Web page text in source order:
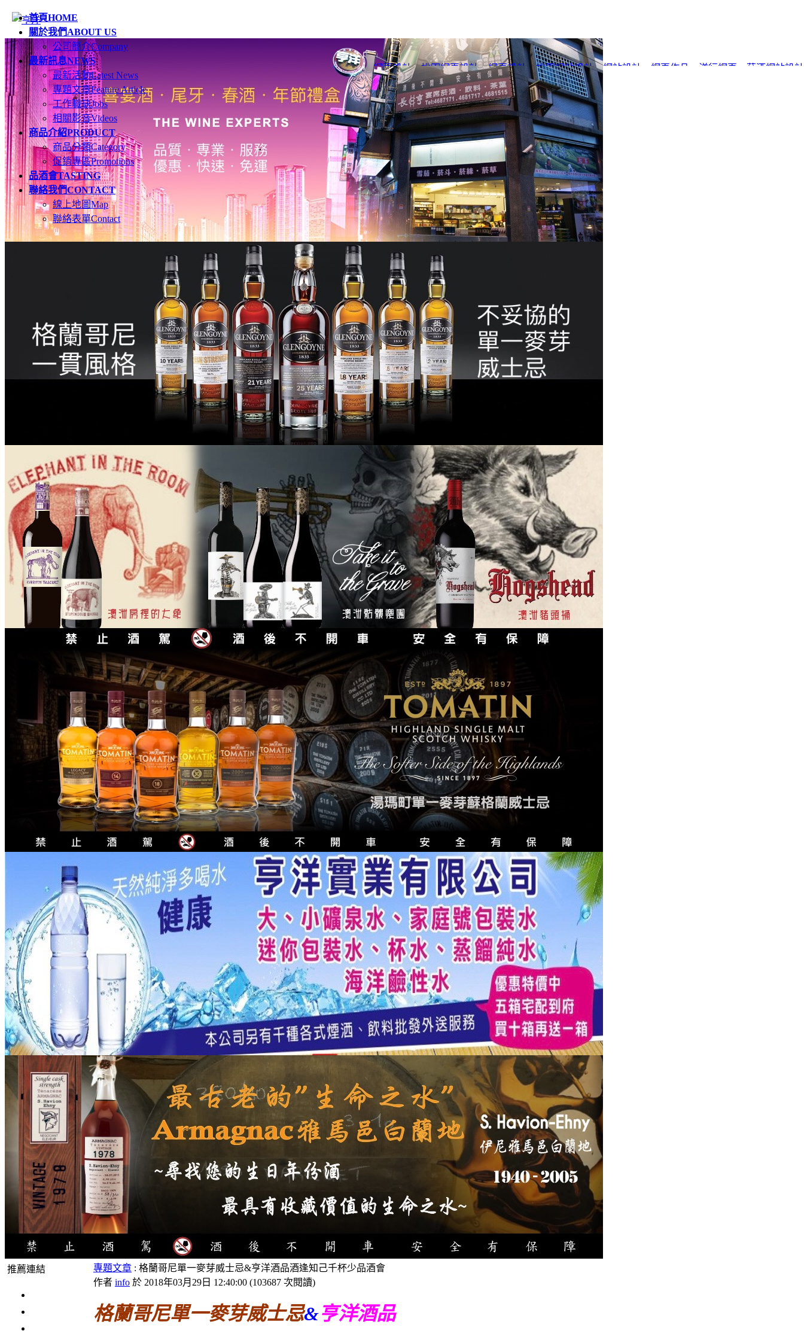
首頁HOME
關於我們ABOUT US
公司簡介Company
最新訊息NEWS
最新活動Latest News
專題文章Feature Article
工作職缺Jobs
相關影音Videos
商品介紹PRODUCT
商品分類Category
促銷專區Promotions
品酒會TASTING
聯絡我們CONTACT
線上地圖Map
聯絡表單Contact
網頁設計、桃園網頁設計、網頁設計 、桃園網站設計、網站設計 網頁作品 洋行網頁 菸酒網站設計
推薦連結 專題文章 : 格蘭哥尼單一麥芽威士忌&亨洋酒品酒逢知己千杯少品酒會
作者 info 於 2018年03月29日 12:40:00 (103687 次閱讀)
格蘭哥尼單一麥芽威士忌&亨洋酒品